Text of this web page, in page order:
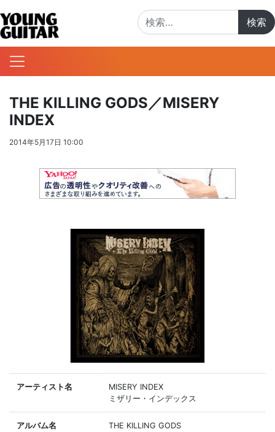
THE KILLING GODS／MISERY
INDEX
2014年5月17日 10:00
アーティスト名
MISERY INDEX
ミザリー・インデックス
アルバム名
THE KILLING GODS